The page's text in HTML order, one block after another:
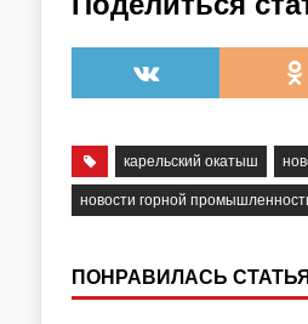
карельский окатыш
новости горной
ПОНРАВИЛАСЬ